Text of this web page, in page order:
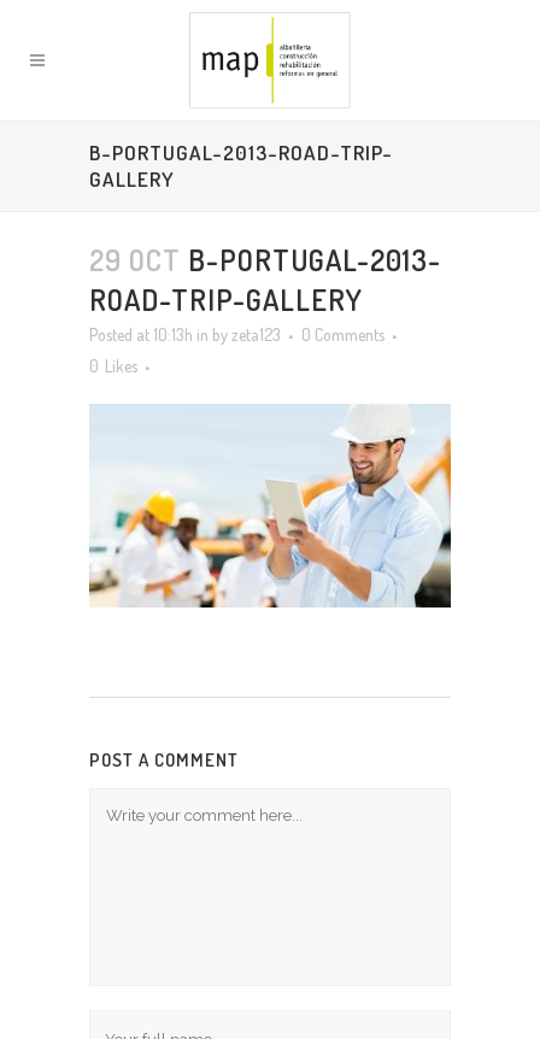
B-PORTUGAL-2013-ROAD-TRIP-
GALLERY
29 OCT B-PORTUGAL-2013-
ROAD-TRIP-GALLERY
Posted at 10:13h in byzeta123
0 Comments
0 Likes
POST A COMMENT